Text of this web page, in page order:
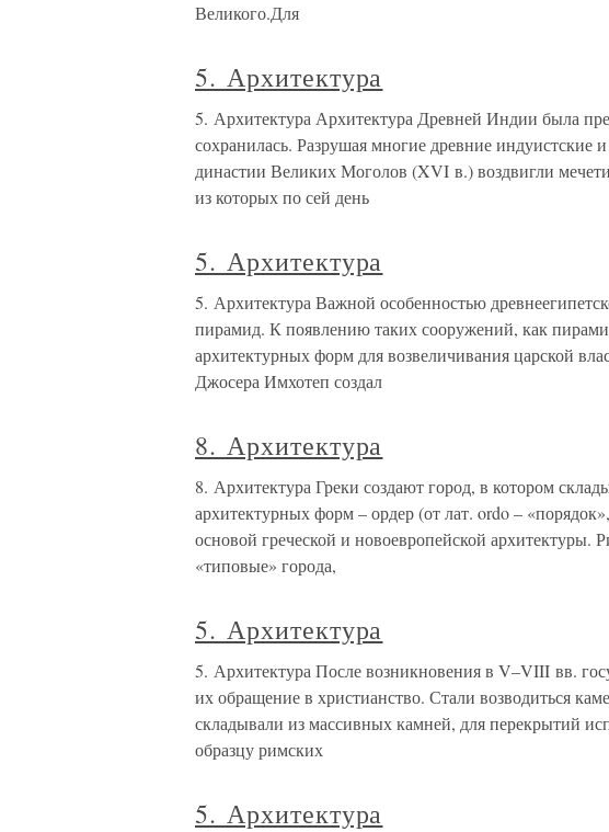
Великого.Для
5. Архитектура
5. Архитектура Архитектура Древней Индии была
сохранилась. Разрушая многие древние
династии Великих Моголов (XVI в.) воздвигли
из которых по сей день
5. Архитектура
5. Архитектура Важной особенностью
пирамид. К появлению таких сооружений, как
архитектурных форм для возвеличивания царской
Джосера Имхотеп создал
8. Архитектура
8. Архитектура Греки создают город, в котором
архитектурных форм – ордер (от лат. ordo –
основой греческой и новоевропейской архитектуры.
«типовые» города,
5. Архитектура
5. Архитектура После возникновения в V–VIII вв.
их обращение в христианство. Стали возводиться
складывали из массивных камней, для перекрытий
образцу римских
5. Архитектура